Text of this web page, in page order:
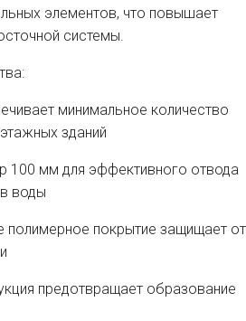
элементов, что повышает
системы.
минимальное количество
зданий
100 мм для эффективного отвода
воды
полимерное покрытие защищает от
предотвращает образование